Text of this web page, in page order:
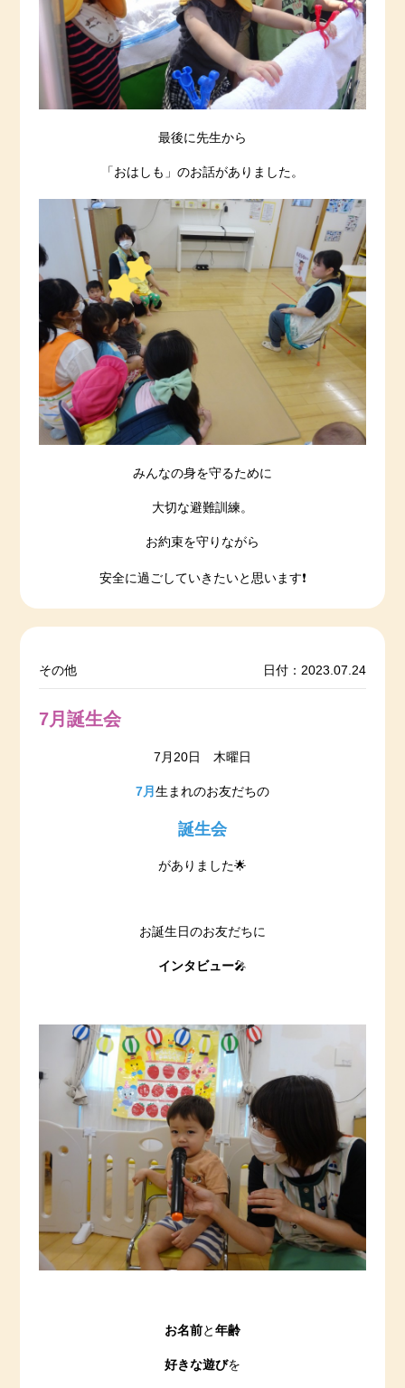
最後に先生から
「おはしも」のお話がありました。
みんなの身を守るために
大切な避難訓練。
お約束を守りながら
安全に過ごしていきたいと思います❗️
その他 日付：2023.07.24
7月誕生会
7月20日 木曜日
7月 生まれのお友だちの
誕生会
がありました🌟
お誕生日のお友だちに
インタビュー🎤
お名前と 年齢
好きな遊びを